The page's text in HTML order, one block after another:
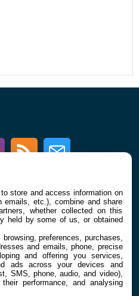
InstagramRSS Newsletter
À PROPOS
La rédaction
Contact
to store and access information on
etc.), combine and share
whether collected on this
held by some of us, or obtained
preferences, purchases,
and emails, phone, precise
and offering you services,
ads across your devices and
SMS, phone, audio, and video),
performance, and analysing